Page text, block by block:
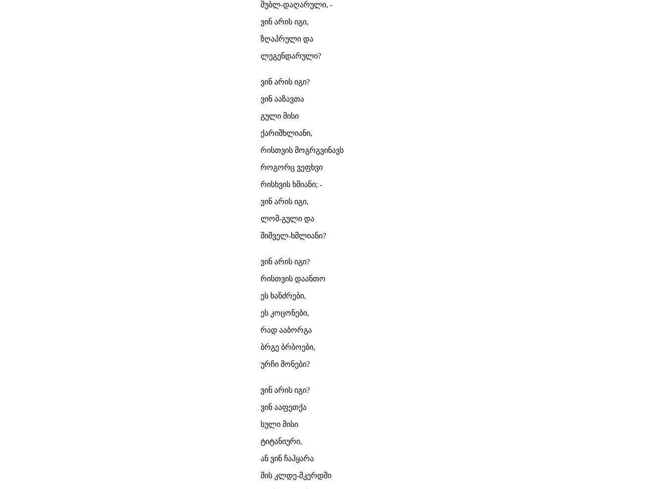
შუბლ-დაღარული, -
ვინ არის იგი,
ზღაპრული და
ლეგენდარული?
ვინ არის იგი?
ვინ ააზავთა
გული მისი
ქარიშხლიანი,
რისთვის მოგრგვინავს
როგორც ვეფხვი
რისხვის ხმიანი; -
ვინ არის იგი,
ლომ-გული და
შიშველ-ხმლიანი?
ვინ არის იგი?
რისთვის დაანთო
ეს ხანძრები,
ეს კოცონები,
რად ააბორგა
ბრგე ბრბოები,
ურჩი მონები?
ვინ არის იგი?
ვინ ააფეთქა
სული მისი
ტიტანიური,
ან ვინ ჩაჰყარა
მის კლდე-მკერდში